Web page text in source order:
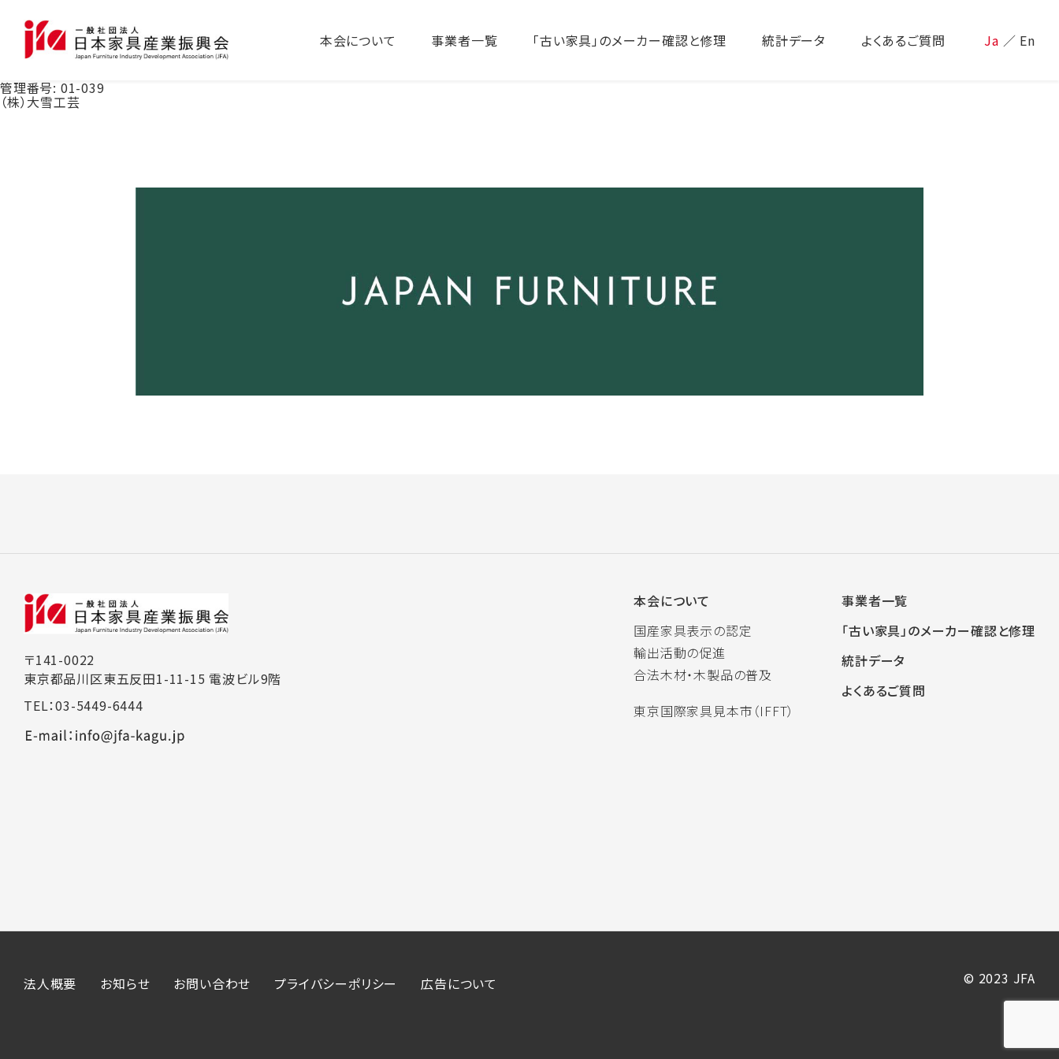
本会について 事業者一覧 「古い家具」のメーカー確認と修理 統計データ よくあるご質問 Ja ／ En
管理番号: 01-039
（株）大雪工芸
〒141-0022
東京都品川区東五反田1-11-15 電波ビル9階
TEL：03-5449-6444
本会について
国産家具表示の認定
輸出活動の促進
合法木材・木製品の普及
東京国際家具見本市（IFFT）
事業者一覧
「古い家具」のメーカー確認と修理
統計データ
よくあるご質問
法人概要 お知らせ お問い合わせ プライバシーポリシー 広告について © 2023 JFA